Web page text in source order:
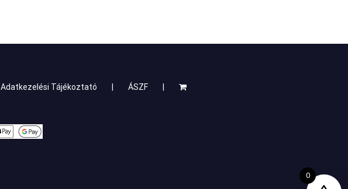
Adatkezelési Tájékoztató ÁSZF
0